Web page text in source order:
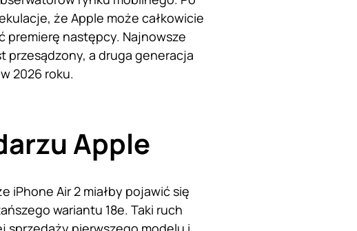
że Apple może całkowicie
następcy. Najnowsze
przesądzony, a druga generacja
2026 roku.
Apple
iPhone Air 2 miałby pojawić się
wariantu 18e. Taki ruch